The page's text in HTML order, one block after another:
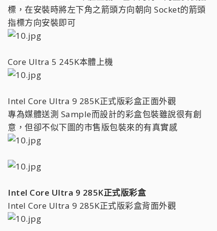
標，在安裝時將左下角之箭頭方向朝向 Socket的箭頭
指標方向安裝即可
Core Ultra 5 245K本體上機
Intel Core Ultra 9 285K正式版彩盒正面外觀
專為媒體送測 Sample而設計的彩盒包裝雖說很有創
意，但卻不似下圖的市售版包裝來的有真實感
Intel Core Ultra 9 285K正式版彩盒
Intel Core Ultra 9 285K正式版彩盒背面外觀